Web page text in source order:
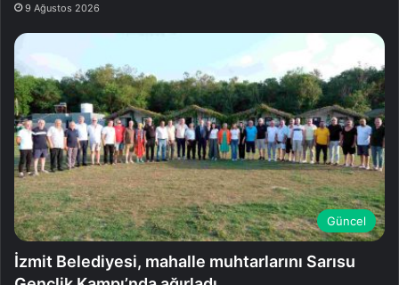
9 Ağustos 2026
Güncel
İzmit Belediyesi, mahalle muhtarlarını Sarısu